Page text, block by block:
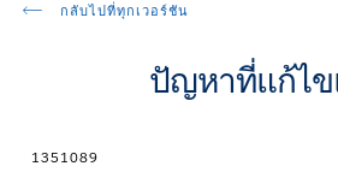
กลับไปที่ทุกเวอร์ชัน
ปัญหาที่แก้ไ
1351089